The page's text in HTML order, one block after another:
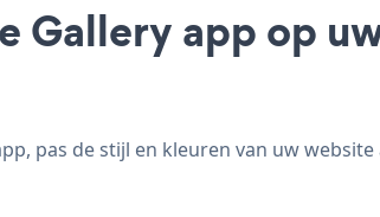
Gallery app op
pas de stijl en kleuren van uw